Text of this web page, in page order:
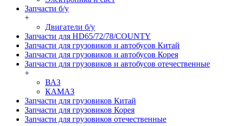
Запчасти б/у
+
Двигатели б/у
Запчасти для HD65/72/78/COUNTY
Запчасти для грузовиков и автобусов Китай
Запчасти для грузовиков и автобусов Корея
Запчасти для грузовиков и автобусов отечественные
+
ВАЗ
КАМАЗ
Запчасти для грузовиков Китай
Запчасти для грузовиков Корея
Запчасти для грузовиков отечественные